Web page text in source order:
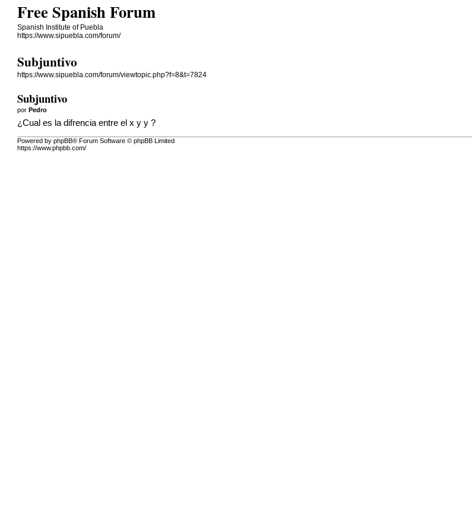
Free Spanish Forum
Spanish Institute of Puebla
https://www.sipuebla.com/forum/
Subjuntivo
https://www.sipuebla.com/forum/viewtopic.php?f=8&t=7824
Subjuntivo
porPedro
¿Cual es la difrencia entre el x y y ?
Powered by phpBB® Forum Software © phpBB Limited
https://www.phpbb.com/